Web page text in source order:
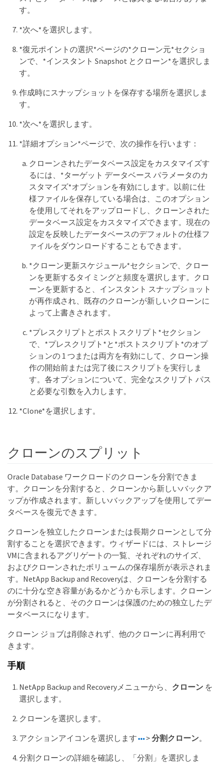
す。
*次へ*を選択します。
*復元ポイントの選択*ページの*クローン元*セクショ
ンで、*インスタント Snapshot とクローン*を選択しま
す。
作成時にスナップショットを保存する場所を選択しま
す。
*次へ*を選択します。
*詳細オプション*ページで、次の操作を行います：
クローンされたデータベース設定をカスタマイズす
るには、*ターゲット データベース パラメータのカ
スタマイズ*オプションを有効にします。以前に仕
様ファイルを保存している場合は、このオプション
を使用してそれをアップロードし、クローンされた
データベース設定をカスタマイズできます。現在の
設定を反映したデータベースのデフォルトの仕様フ
ァイルをダウンロードすることもできます。
*クローン更新スケジュール*セクションで、クロー
ンを更新するタイミングと頻度を選択します。クロ
ーンを更新すると、インスタント スナップショット
が再作成され、既存のクローンが新しいクローンに
よって上書きされます。
*プレスクリプトとポストスクリプト*セクション
で、*プレスクリプト*と*ポストスクリプト*のオプ
ションの 1 つまたは両方を有効にして、クローン操
作の開始前または完了後にスクリプトを実行しま
す。各オプションについて、完全なスクリプト パス
と必要な引数を入力します。
*Clone*を選択します。
クローンのスプリット
Oracle Database ワークロードのクローンを分割できま
す。クローンを分割すると、クローンから新しいバックア
ップが作成されます。新しいバックアップを使用してデー
タベースを復元できます。
クローンを独立したクローンまたは長期クローンとして分
割することを選択できます。ウィザードには、ストレージ
VMに含まれるアグリゲートの一覧、それぞれのサイズ、
およびクローンされたボリュームの保存場所が表示されま
す。NetApp Backup and Recoveryは、クローンを分割する
のに十分な空き容量があるかどうかも示します。クローン
が分割されると、そのクローンは保護のための独立したデ
ータベースになります。
クローン ジョブは削除されず、他のクローンに再利用で
きます。
手順
NetApp Backup and Recoveryメニューから、 クローンを
選択します。
クローンを選択します。
アクションアイコンを選択します
> 分割クローン。
分割クローンの詳細を確認し、「分割」を選択しま